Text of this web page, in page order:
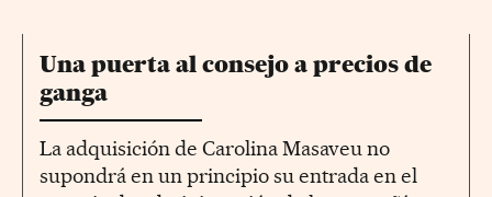
Una puerta al consejo a precios de
ganga
La adquisición de Carolina Masaveu no
supondrá en un principio su entrada en el